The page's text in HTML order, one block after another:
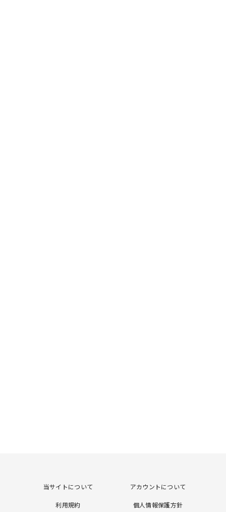
当サイトについて アカウントについて
利用規約 個人情報保護方針